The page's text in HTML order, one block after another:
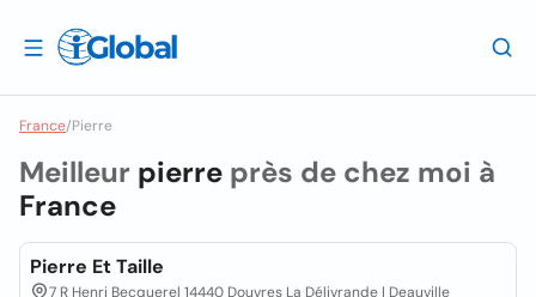
France/Pierre
Meilleur pierre près de chez moi à
France
Pierre Et Taille
7 R Henri Becquerel 14440 Douvres La Délivrande | Deauville